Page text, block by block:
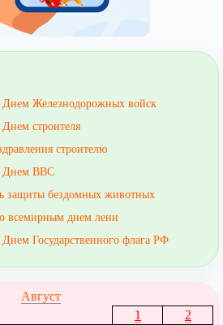
Днем Железнодорожных войск
строителя
строителю
Днем ВВС
защиты бездомных животных
всемирным днем лени
Государственного флага РФ
Август
1
2